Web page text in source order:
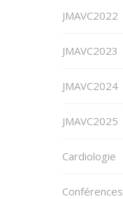
JMAVC2022
JMAVC2023
JMAVC2024
JMAVC2025
Cardiologie
Conférences